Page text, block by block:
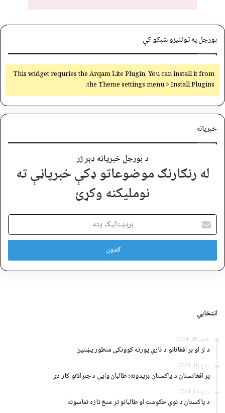
بورجل په ټولنیزو شبکو کې
This widget requries the Arqam Lite Plugin, You can install it from
the Theme settings menu > Install Plugins.
خبرپاڼه
د بورجل خبرپاڼه ډېر ژر
له رنګارنګ موضوعاتو ډکې خبرپاڼې ته
نوملیکنه وکړئ
برېښنالیک
پته
انتخابي
اکتوبر 20, 2024
د لر او بر افغانانو د نارې پورته کوونکی منظور پښتین
مارچ 18, 2024
پر افغانستان د پاکستان بریدونه؛ طالبان وايي د جنرالانو کار دی
مارچ 16, 2024
د پاکستان د نوي حکومت او طالبانو تر منځ تازه تماسونه